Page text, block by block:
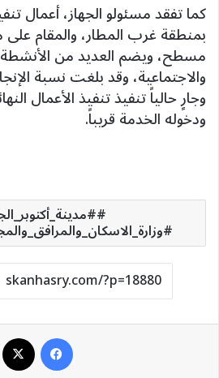
كما تفقد مسئولو الجهاز، أعمال
مسطح، ويضم العديد من الأنشطة
وجارٍ حالياً تنفيذ تنفيذ الأعمال
ودخوله الخدمة قريباً.